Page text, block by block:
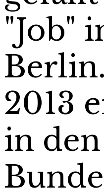
"Job"
2013
in den